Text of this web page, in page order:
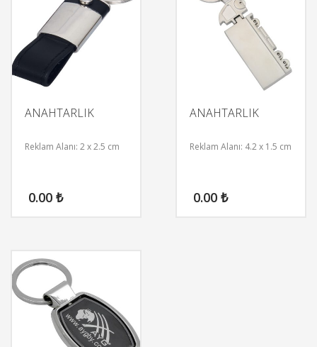
ANAHTARLIK
Reklam Alanı: 2 x 2.5 cm
0.00 ₺
ANAHTARLIK
Reklam Alanı: 4.2 x 1.5 cm
0.00 ₺